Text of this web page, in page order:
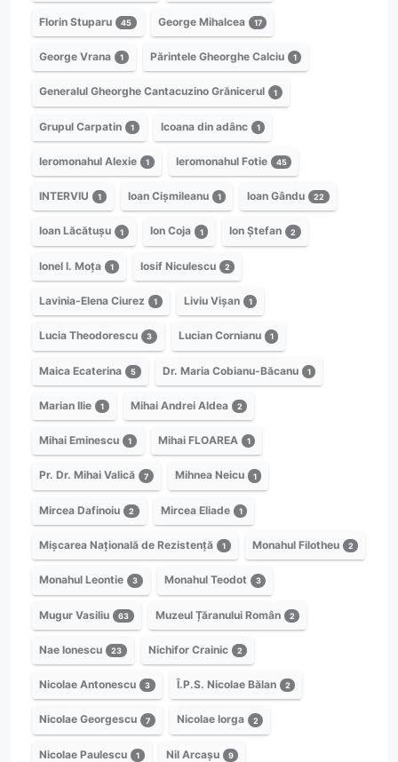
Florin Stuparu 45 George Mihalcea 17
George Vrana 1 Părintele Gheorghe Calciu 1
Generalul Gheorghe Cantacuzino Grănicerul 1
Grupul Carpatin 1 Icoana din adânc 1
Ieromonahul Alexie 1 Ieromonahul Fotie 45
INTERVIU 1 Ioan Cișmileanu 1 Ioan Gându 22
Ioan Lăcătușu 1 Ion Coja 1 Ion Ștefan 2
Ionel I. Moța 1 Iosif Niculescu 2
Lavinia-Elena Ciurez 1 Liviu Vișan 1
Lucia Theodorescu 3 Lucian Cornianu 1
Maica Ecaterina 5 Dr. Maria Cobianu-Băcanu 1
Marian Ilie 1 Mihai Andrei Aldea 2
Mihai Eminescu 1 Mihai FLOAREA 1
Pr. Dr. Mihai Valică 7 Mihnea Neicu 1
Mircea Dafinoiu 2 Mircea Eliade 1
Mișcarea Națională de Rezistență 1 Monahul Filotheu 2
Monahul Leontie 3 Monahul Teodot 3
Mugur Vasiliu 63 Muzeul Țăranului Român 2
Nae Ionescu 23 Nichifor Crainic 2
Nicolae Antonescu 3 Î.P.S. Nicolae Bălan 2
Nicolae Georgescu 7 Nicolae Iorga 2
Nicolae Paulescu 1 Nil Arcașu 9